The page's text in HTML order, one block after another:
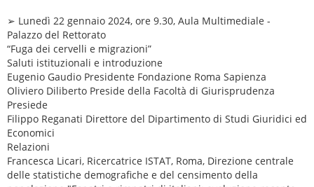
➢ Lunedì 22 gennaio 2024, ore 9.30, Aula Multimediale -
Palazzo del Rettorato
“Fuga dei cervelli e migrazioni”
Saluti istituzionali e introduzione
Eugenio Gaudio Presidente Fondazione Roma Sapienza
Oliviero Diliberto Preside della Facoltà di Giurisprudenza
Presiede
Filippo Reganati Direttore del Dipartimento di Studi Giuridici ed
Economici
Relazioni
Francesca Licari, Ricercatrice ISTAT, Roma, Direzione centrale
delle statistiche demografiche e del censimento della